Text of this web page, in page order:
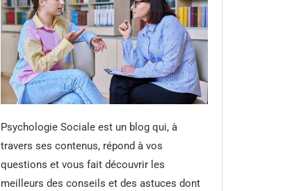
Psychologie Sociale est un blog qui, à
travers ses contenus, répond à vos
questions et vous fait découvrir les
meilleurs des conseils et des astuces dont